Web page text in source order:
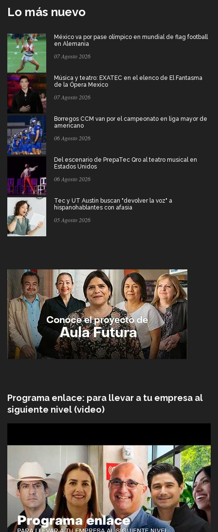
Lo más nuevo
México va por pase olímpico en mundial de flag football
en Alemania
07 Agosto 2026
Música y teatro: EXATEC en el elenco de El Fantasma
de la Ópera Mexico
07 Agosto 2026
Borregos CCM van por el campeonato en liga mayor de
americano
06 Agosto 2026
Del escenario de PrepaTec Qro al teatro musical en
Estados Unidos
06 Agosto 2026
Tec y UT Austin buscan "devolver la voz" a
hispanohablantes con afasia
05 Agosto 2026
Programa enlace: para llevar a tu empresa al
siguiente nivel (video)